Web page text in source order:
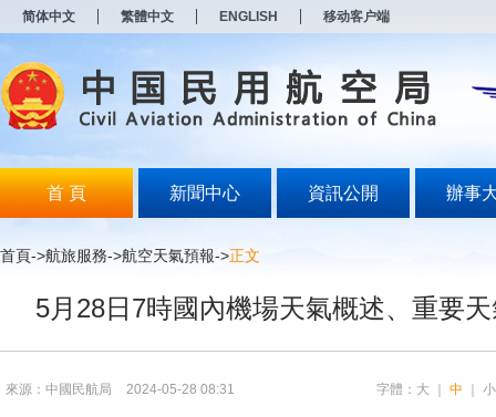
简体中文 繁體中文 ENGLISH 移动客户端
首 頁 新聞中心 資訊公開 辦事
首頁->航旅服務->航空天氣預報->正文
5月28日7時國內機場天氣概述、重要
來源：中國民航局 2024-05-28 08:31 字體： 大 ｜中 ｜小
打
开
无
障
说
明
按
Alt
开